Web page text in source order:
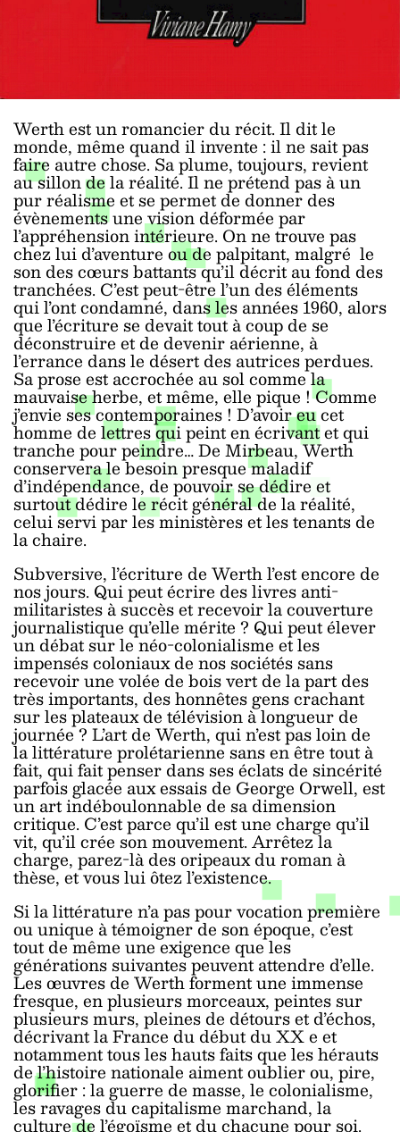
Werth est un romancier du récit. Il dit le
monde, même quand il invente : il ne sait pas
faire autre chose. Sa plume, toujours, revient
au sillon de la réalité. Il ne prétend pas à un
pur réalisme et se permet de donner des
évènements une vision déformée par
l’appréhension intérieure. On ne trouve pas
chez lui d’aventure ou de palpitant, malgré le
son des cœurs battants qu’il décrit au fond des
tranchées. C’est peut-être l’un des éléments
qui l’ont condamné, dans les années 1960, alors
que l’écriture se devait tout à coup de se
déconstruire et de devenir aérienne, à
l’errance dans le désert des autrices perdues.
Sa prose est accrochée au sol comme la
mauvaise herbe, et même, elle pique ! Comme
j’envie ses contemporaines ! D’avoir eu cet
homme de lettres qui peint en écrivant et qui
tranche pour peindre… De Mirbeau, Werth
conservera le besoin presque maladif
d’indépendance, de pouvoir se dédire et
surtout dédire le récit général de la réalité,
celui servi par les ministères et les tenants de
la chaire.
Subversive, l’écriture de Werth l’est encore de
nos jours. Qui peut écrire des livres anti-
militaristes à succès et recevoir la couverture
journalistique qu’elle mérite ? Qui peut élever
un débat sur le néo-colonialisme et les
impensés coloniaux de nos sociétés sans
recevoir une volée de bois vert de la part des
très importants, des honnêtes gens crachant
sur les plateaux de télévision à longueur de
journée ? L’art de Werth, qui n’est pas loin de
la littérature prolétarienne sans en être tout à
fait, qui fait penser dans ses éclats de sincérité
parfois glacée aux essais de George Orwell, est
un art indéboulonnable de sa dimension
critique. C’est parce qu’il est une charge qu’il
vit, qu’il crée son mouvement. Arrêtez la
charge, parez-là des oripeaux du roman à
thèse, et vous lui ôtez l’existence.
Si la littérature n’a pas pour vocation première
ou unique à témoigner de son époque, c’est
tout de même une exigence que les
générations suivantes peuvent attendre d’elle.
Les œuvres de Werth forment une immense
fresque, en plusieurs morceaux, peintes sur
plusieurs murs, pleines de détours et d’échos,
décrivant la France du début du XXeet
notamment tous les hauts faits que les hérauts
de l’histoire nationale aiment oublier ou, pire,
glorifier : la guerre de masse, le colonialisme,
les ravages du capitalisme marchand, la
culture de l’égoïsme et du chacune pour soi.